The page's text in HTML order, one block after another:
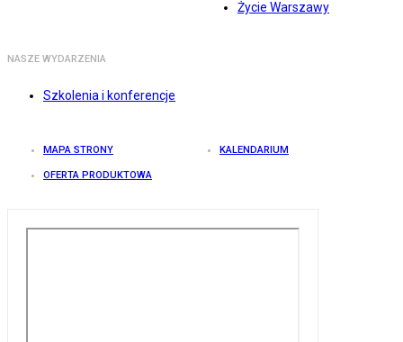
Życie Warszawy
NASZE WYDARZENIA
Szkolenia i konferencje
MAPA STRONY KALENDARIUM
OFERTA PRODUKTOWA